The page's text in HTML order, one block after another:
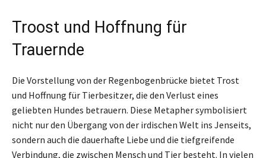
Troost und Hoffnung für
Trauernde
Die Vorstellung von der Regenbogenbrücke bietet Trost
und Hoffnung für Tierbesitzer, die den Verlust eines
geliebten Hundes betrauern. Diese Metapher symbolisiert
nicht nur den Übergang von der irdischen Welt ins Jenseits,
sondern auch die dauerhafte Liebe und die tiefgreifende
Verbindung, die zwischen Mensch und Tier besteht. In vielen